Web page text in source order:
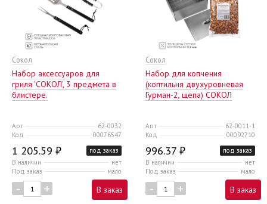
Сокол
Набор аксессуаров для
гриля 'СОКОЛ', 3 предмета в
блистере.
Арт
62-0032
Код
00076547
1 205.59 ₽
под заказ
В наличии
нет
Под заказ
мало
- + В заказ
Сокол
Набор для копчения
(коптильня двухуровневая
Гурман-2, щепа) СОКОЛ
Арт
62-0011-1
Код
00092710
996.37 ₽
под заказ
В наличии
нет
Под заказ
мало
- + В заказ